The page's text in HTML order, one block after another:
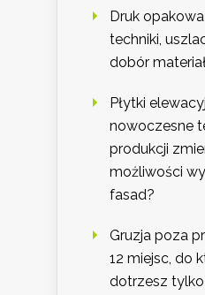
Druk
techniki,
dobór
Płytki
nowoczesne
produkcji
możliwości
fasad?
Gruzja poza
12 miejsc, do
dotrzesz